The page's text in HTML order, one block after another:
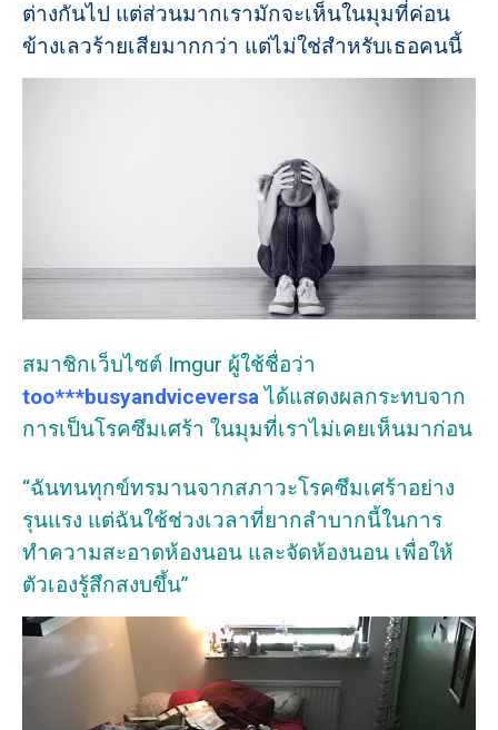
ต่างกันไป แต่ส่วนมากเรามักจะเห็นในมุมที่ค่อน
ข้างเลวร้ายเสียมากกว่า แต่ไม่ใช่สำหรับเธอคนนี้
สมาชิกเว็บไซต์ Imgur ผู้ใช้ชื่อว่า
too***busyandviceversa ได้แสดงผลกระทบจาก
การเป็นโรคซึมเศร้า ในมุมที่เราไม่เคยเห็นมาก่อน
“ฉันทนทุกข์ทรมานจากสภาวะโรคซึมเศร้าอย่าง
รุนแรง แต่ฉันใช้ช่วงเวลาที่ยากลำบากนี้ในการ
ทำความสะอาดห้องนอน และจัดห้องนอน เพื่อให้
ตัวเองรู้สึกสงบขึ้น”